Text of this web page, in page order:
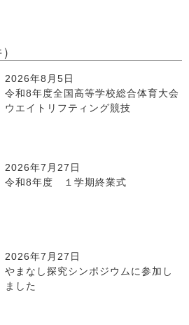
2026年8月5日
令和8年度全国高等学校総合体育大会
ウエイトリフティング競技
2026年7月27日
令和8年度 １学期終業式
2026年7月27日
やまなし探究シンポジウムに参加し
ました